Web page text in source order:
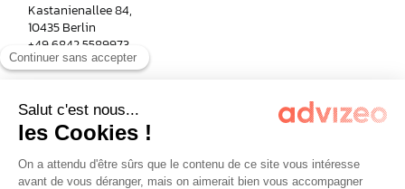
Kastanienallee 84,
10435 Berlin
+49 6842 5589973
Mailand - Italien